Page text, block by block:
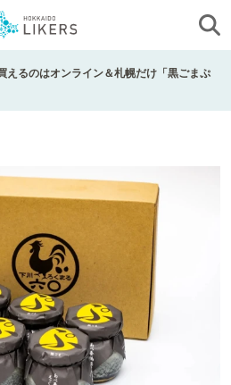
えるのはオンライン＆札幌だけ「黒ごまぷ